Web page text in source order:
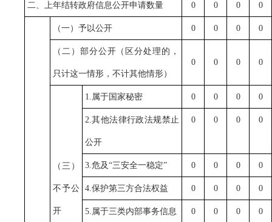
二、上年结转政府信息公开申请数量 0 0 0 0
（一）予以公开 0 0 0 0
（二）部分公开（区分处理的，
只计这一情形，不计其他情形）
0 0 0 0
（三）
不予公
开
1.属于国家秘密 0 0 0 0
2.其他法律行政法规禁止
公开
0 0 0 0
3.危及“三安全一稳定” 0 0 0 0
4.保护第三方合法权益 0 0 0 0
5.属于三类内部事务信息 0 0 0 0